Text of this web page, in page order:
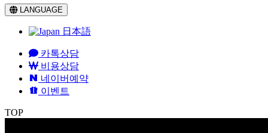
LANGUAGE
日本語
카톡상담
비용상담
네이버예약
이벤트
TOP